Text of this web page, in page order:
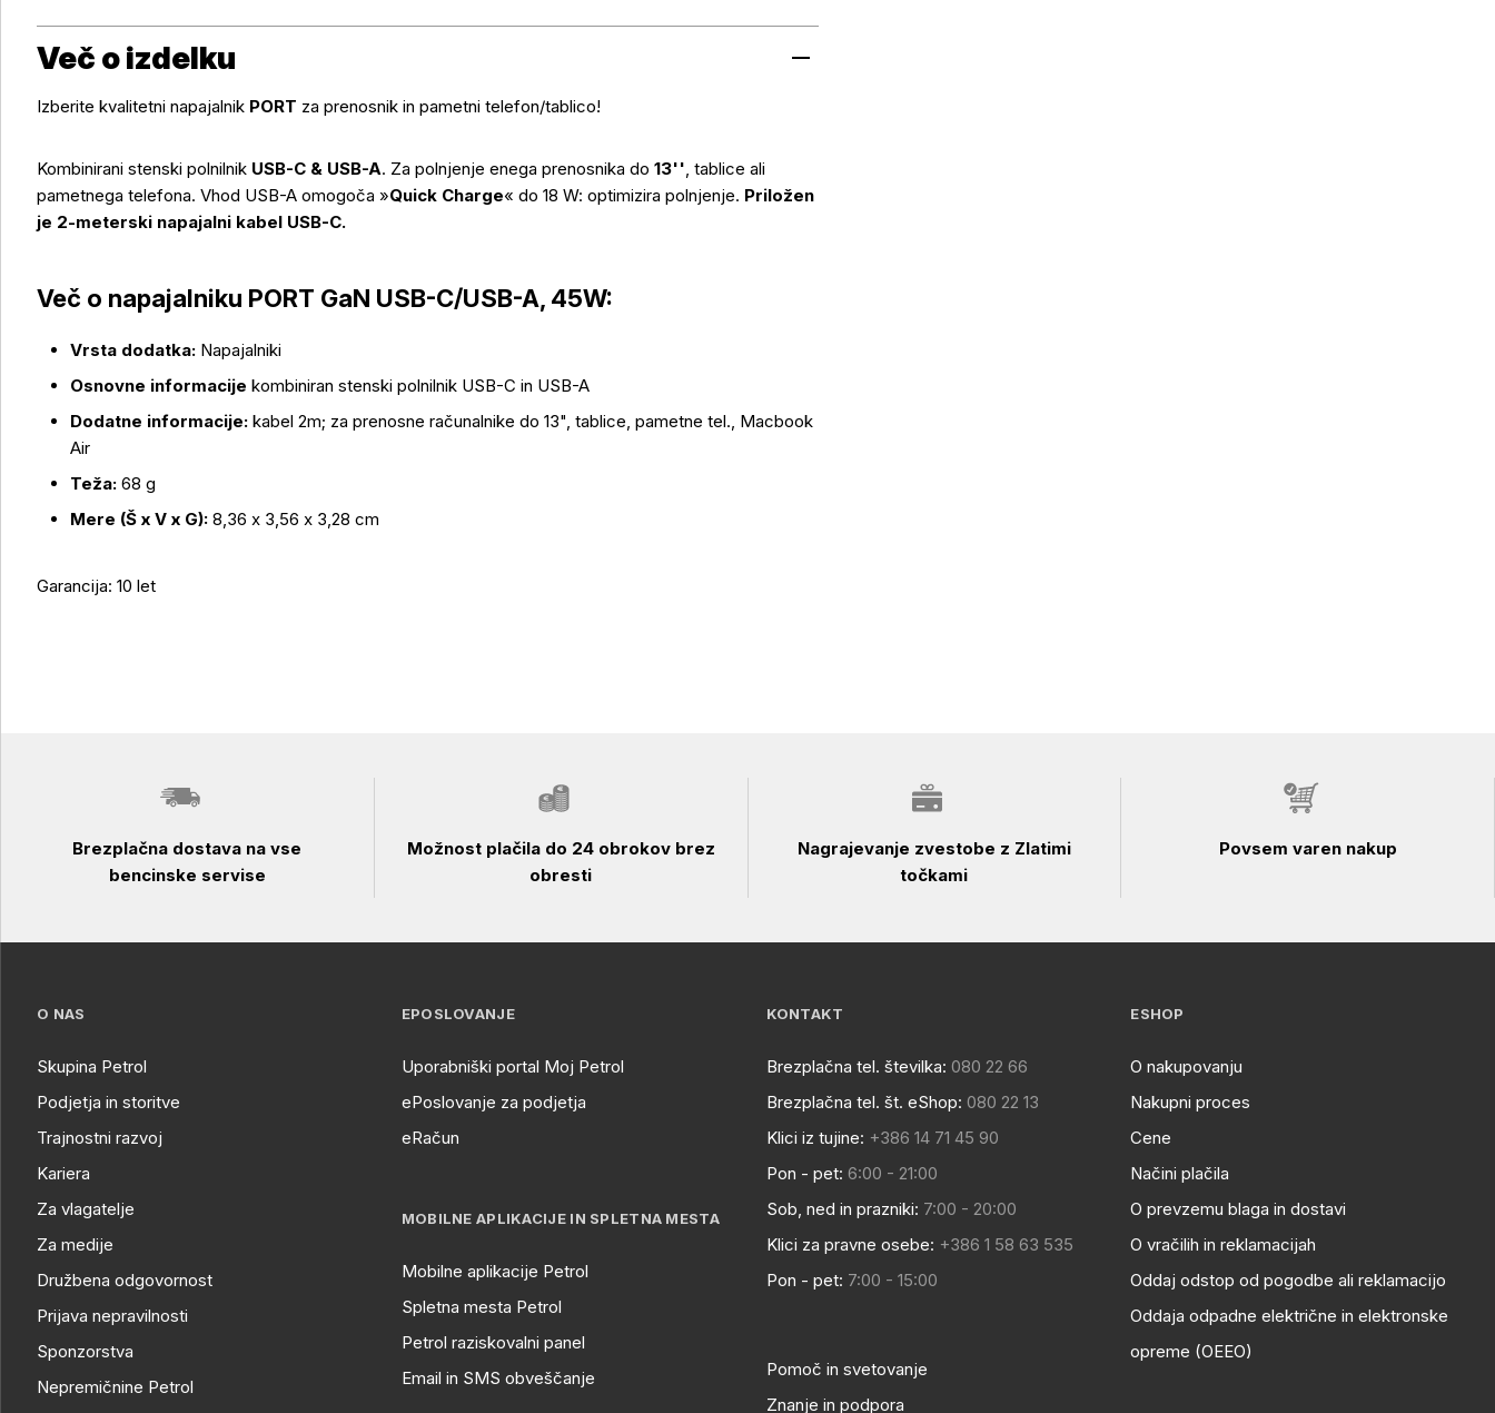
Več o izdelku
Več o izdelku
Izberite kvalitetni napajalnik PORT za prenosnik in pametni telefon/tablico!
Kombinirani stenski polnilnik USB-C & USB-A. Za polnjenje enega prenosnika do 13'', tablice ali
pametnega telefona. Vhod USB-A omogoča »Quick Charge« do 18 W: optimizira polnjenje. Priložen
je 2-meterski napajalni kabel USB-C.
Več o napajalniku PORT GaN USB-C/USB-A, 45W:
Vrsta dodatka: Napajalniki
Osnovne informacije kombiniran stenski polnilnik USB-C in USB-A
Dodatne informacije: kabel 2m; za prenosne računalnike do 13", tablice, pametne tel., Macbook
Air
Teža: 68 g
Mere (Š x V x G): 8,36 x 3,56 x 3,28 cm
Garancija: 10 let
Brezplačna dostava na vse
bencinske servise
Možnost plačila do 24 obrokov brez
obresti
Nagrajevanje zvestobe z Zlatimi
točkami
Povsem varen nakup
O NAS
Skupina Petrol
Podjetja in storitve
Trajnostni razvoj
Kariera
Za vlagatelje
Za medije
Družbena odgovornost
Prijava nepravilnosti
Sponzorstva
Nepremičnine Petrol
EPOSLOVANJE
Uporabniški portal Moj Petrol
ePoslovanje za podjetja
eRačun
MOBILNE APLIKACIJE IN SPLETNA MESTA
Mobilne aplikacije Petrol
Spletna mesta Petrol
Petrol raziskovalni panel
Email in SMS obveščanje
KONTAKT
Brezplačna tel. številka: 080 22 66
Brezplačna tel. št. eShop: 080 22 13
Klici iz tujine: +386 14 71 45 90
Pon - pet: 6:00 - 21:00
Sob, ned in prazniki: 7:00 - 20:00
Klici za pravne osebe: +386 1 58 63 535
Pon - pet: 7:00 - 15:00
Pomoč in svetovanje
Znanje in podpora
ESHOP
O nakupovanju
Nakupni proces
Cene
Načini plačila
O prevzemu blaga in dostavi
O vračilih in reklamacijah
Oddaj odstop od pogodbe ali reklamacijo
Oddaja odpadne električne in elektronske
opreme (OEEO)